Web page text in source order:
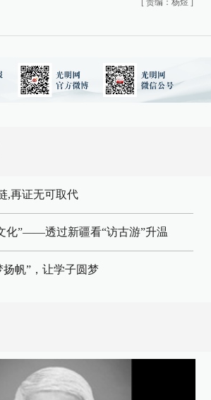
责编：杨煜
,再证无可取代
化”——透过新疆看“访古游”升温
扬帆”，让学子圆梦